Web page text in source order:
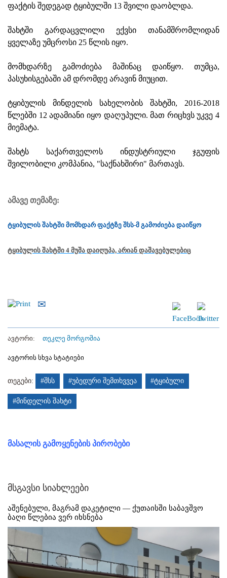
ფაქტის შედეგად ტყიბულში 13 შვილი დაობლდა.
შახტში გარდაცვლილი ექვსი თანამშრომლიდან
ყველაზე უმცროსი 25 წლის იყო.
მომხდარზე გამოძიება მაშინაც დაიწყო. თუმცა,
პასუხისგებაში ამ დრომდე არავინ მიუცით.
ტყიბულის მინდელის სახელობის შახტში, 2016-2018
წლებში 12 ადამიანი იყო დაღუპული. მათ რიცხვს უკვე 4
მიემატა.
შახტს საქართველოს ინდუსტრიული ჯგუფის
შვილობილი კომპანია, "საქნახშირი" მართავს.
ამავე თემაზე:
ტყიბულის შახტში მომხდარ ფაქტზე შსს-მ გამოძიება დაიწყო
ტყიბულის შახტში 4 მუშა დაიღუპა, არიან დაშავებულებიც
ავტორი: თეკლე მორგოშია
ავტორის სხვა სტატიები
თეგები: #შსს #უბედური შემთხვვეა #ტყიბული
#მინდელის შახტი
მასალის გამოყენების პირობები
მსგავსი სიახლეები
აშენებული, მაგრამ დაკეტილი — ქუთაისში საბავშვო
ბაღი წლებია ვერ იხსნება